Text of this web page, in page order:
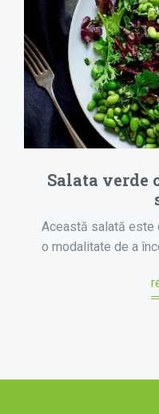
Salata verde
Această salată este
o modalitate de a